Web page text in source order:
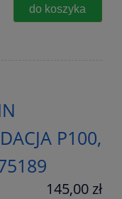
do koszyka
P100,
145,00 zł